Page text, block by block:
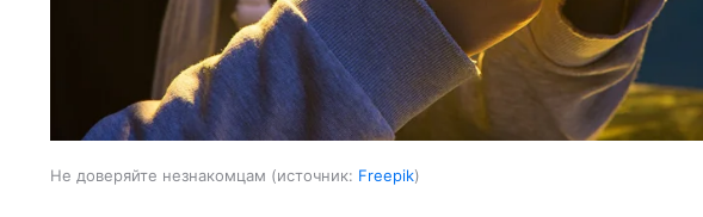
Не доверяйте незнакомцам источник: Freepik